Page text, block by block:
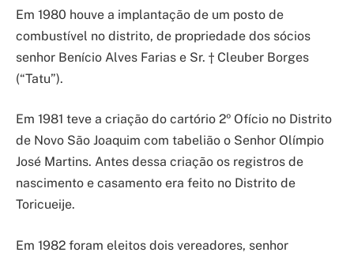
Em 1980 houve a implantação de um posto de
combustível no distrito, de propriedade dos sócios
senhor Benício Alves Farias e Sr. † Cleuber Borges
(“Tatu”).
Em 1981 teve a criação do cartório 2º Ofício no Distrito
de Novo São Joaquim com tabelião o Senhor Olímpio
José Martins. Antes dessa criação os registros de
nascimento e casamento era feito no Distrito de
Toricueije.
Em 1982 foram eleitos dois vereadores, senhor